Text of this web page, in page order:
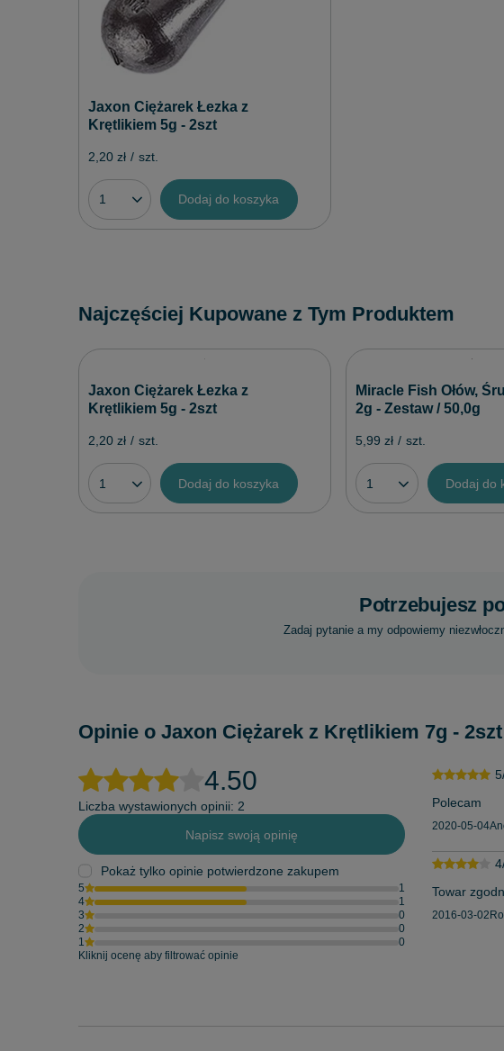
Jaxon Ciężarek Łezka z
Krętlikiem 5g - 2szt
2,20 zł / szt.
Dodaj do koszyka
Najczęściej Kupowane z Tym Produktem
Jaxon Ciężarek Łezka z
Krętlikiem 5g - 2szt
2,20 zł / szt.
Dodaj do koszyka
Miracle Fish Ołów,
2g - Zestaw / 50,0g
5,99 zł / szt.
Dodaj do
Potrzebujesz
Zadaj pytanie a my odpowiemy
Opinie o Jaxon Ciężarek z Krętlikiem 7g - 2szt
4.50
Liczba wystawionych opinii: 2
Napisz swoją opinię
Pokaż tylko opinie potwierdzone zakupem
5
1
4
1
3
0
2
0
1
0
Kliknij ocenę aby filtrować opinie
Polecam
2020-05-04
Towar
2016-03-02